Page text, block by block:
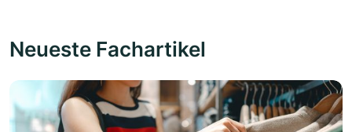
Neueste Fachartikel